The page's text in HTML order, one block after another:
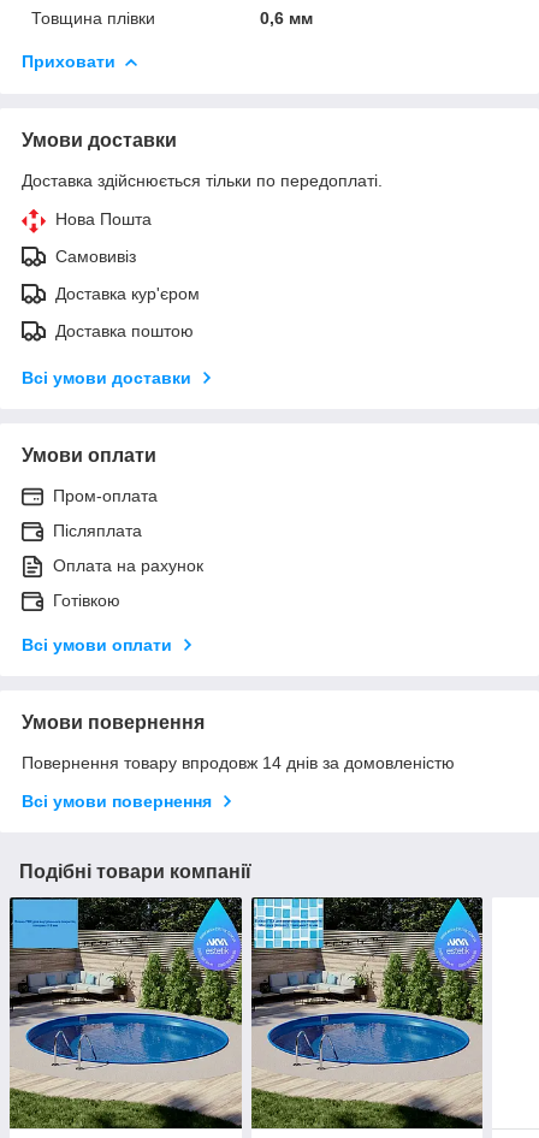
Товщина плівки 0,6 мм
Приховати
Умови доставки
Доставка здійснюється тільки по передоплаті.
Нова Пошта
Самовивіз
Доставка кур'єром
Доставка поштою
Всі умови доставки
Умови оплати
Пром-оплата
Післяплата
Оплата на рахунок
Готівкою
Всі умови оплати
Умови повернення
Повернення товару впродовж 14 днів за домовленістю
Всі умови повернення
Подібні товари компанії